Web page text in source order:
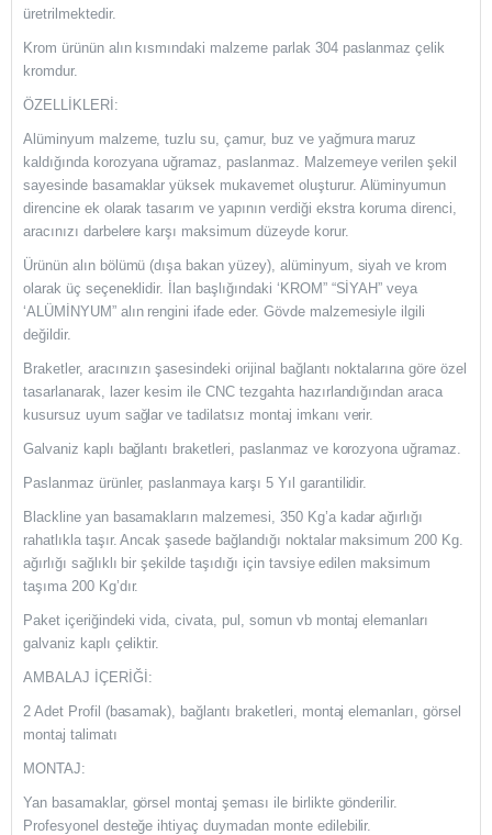
üretrilmektedir.
Krom ürünün alın kısmındaki malzeme parlak 304 paslanmaz çelik
kromdur.
ÖZELLİKLERİ:
Alüminyum malzeme, tuzlu su, çamur, buz ve yağmura maruz
kaldığında korozyana uğramaz, paslanmaz. Malzemeye verilen şekil
sayesinde basamaklar yüksek mukavemet oluşturur. Alüminyumun
direncine ek olarak tasarım ve yapının verdiği ekstra koruma direnci,
aracınızı darbelere karşı maksimum düzeyde korur.
Ürünün alın bölümü (dışa bakan yüzey), alüminyum, siyah ve krom
olarak üç seçeneklidir. İlan başlığındaki ‘KROM” “SİYAH” veya
‘ALÜMİNYUM” alın rengini ifade eder. Gövde malzemesiyle ilgili
değildir.
Braketler, aracınızın şasesindeki orijinal bağlantı noktalarına göre özel
tasarlanarak, lazer kesim ile CNC tezgahta hazırlandığından araca
kusursuz uyum sağlar ve tadilatsız montaj imkanı verir.
Galvaniz kaplı bağlantı braketleri, paslanmaz ve korozyona uğramaz.
Paslanmaz ürünler, paslanmaya karşı 5 Yıl garantilidir.
Blackline yan basamakların malzemesi, 350 Kg’a kadar ağırlığı
rahatlıkla taşır. Ancak şasede bağlandığı noktalar maksimum 200 Kg.
ağırlığı sağlıklı bir şekilde taşıdığı için tavsiye edilen maksimum
taşıma 200 Kg’dır.
Paket içeriğindeki vida, civata, pul, somun vb montaj elemanları
galvaniz kaplı çeliktir.
AMBALAJ İÇERİĞİ:
2 Adet Profil (basamak), bağlantı braketleri, montaj elemanları, görsel
montaj talimatı
MONTAJ:
Yan basamaklar, görsel montaj şeması ile birlikte gönderilir.
Profesyonel desteğe ihtiyaç duymadan monte edilebilir.